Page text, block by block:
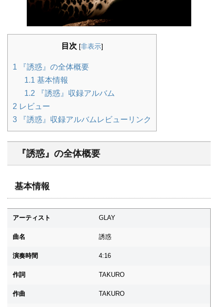
目次 [非表示]
1 『誘惑』の全体概要
1.1 基本情報
1.2 『誘惑』収録アルバム
2 レビュー
3 『誘惑』収録アルバムレビューリンク
『誘惑』の全体概要
基本情報
アーティスト GLAY
曲名 誘惑
演奏時間 4:16
作詞 TAKURO
作曲 TAKURO